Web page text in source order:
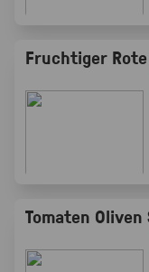
Fruchtiger
Tomaten